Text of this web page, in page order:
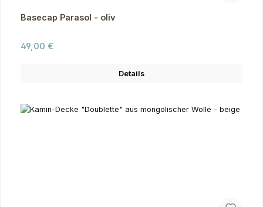
Basecap Parasol - oliv
Regulärer Preis:
49,00 €
Details